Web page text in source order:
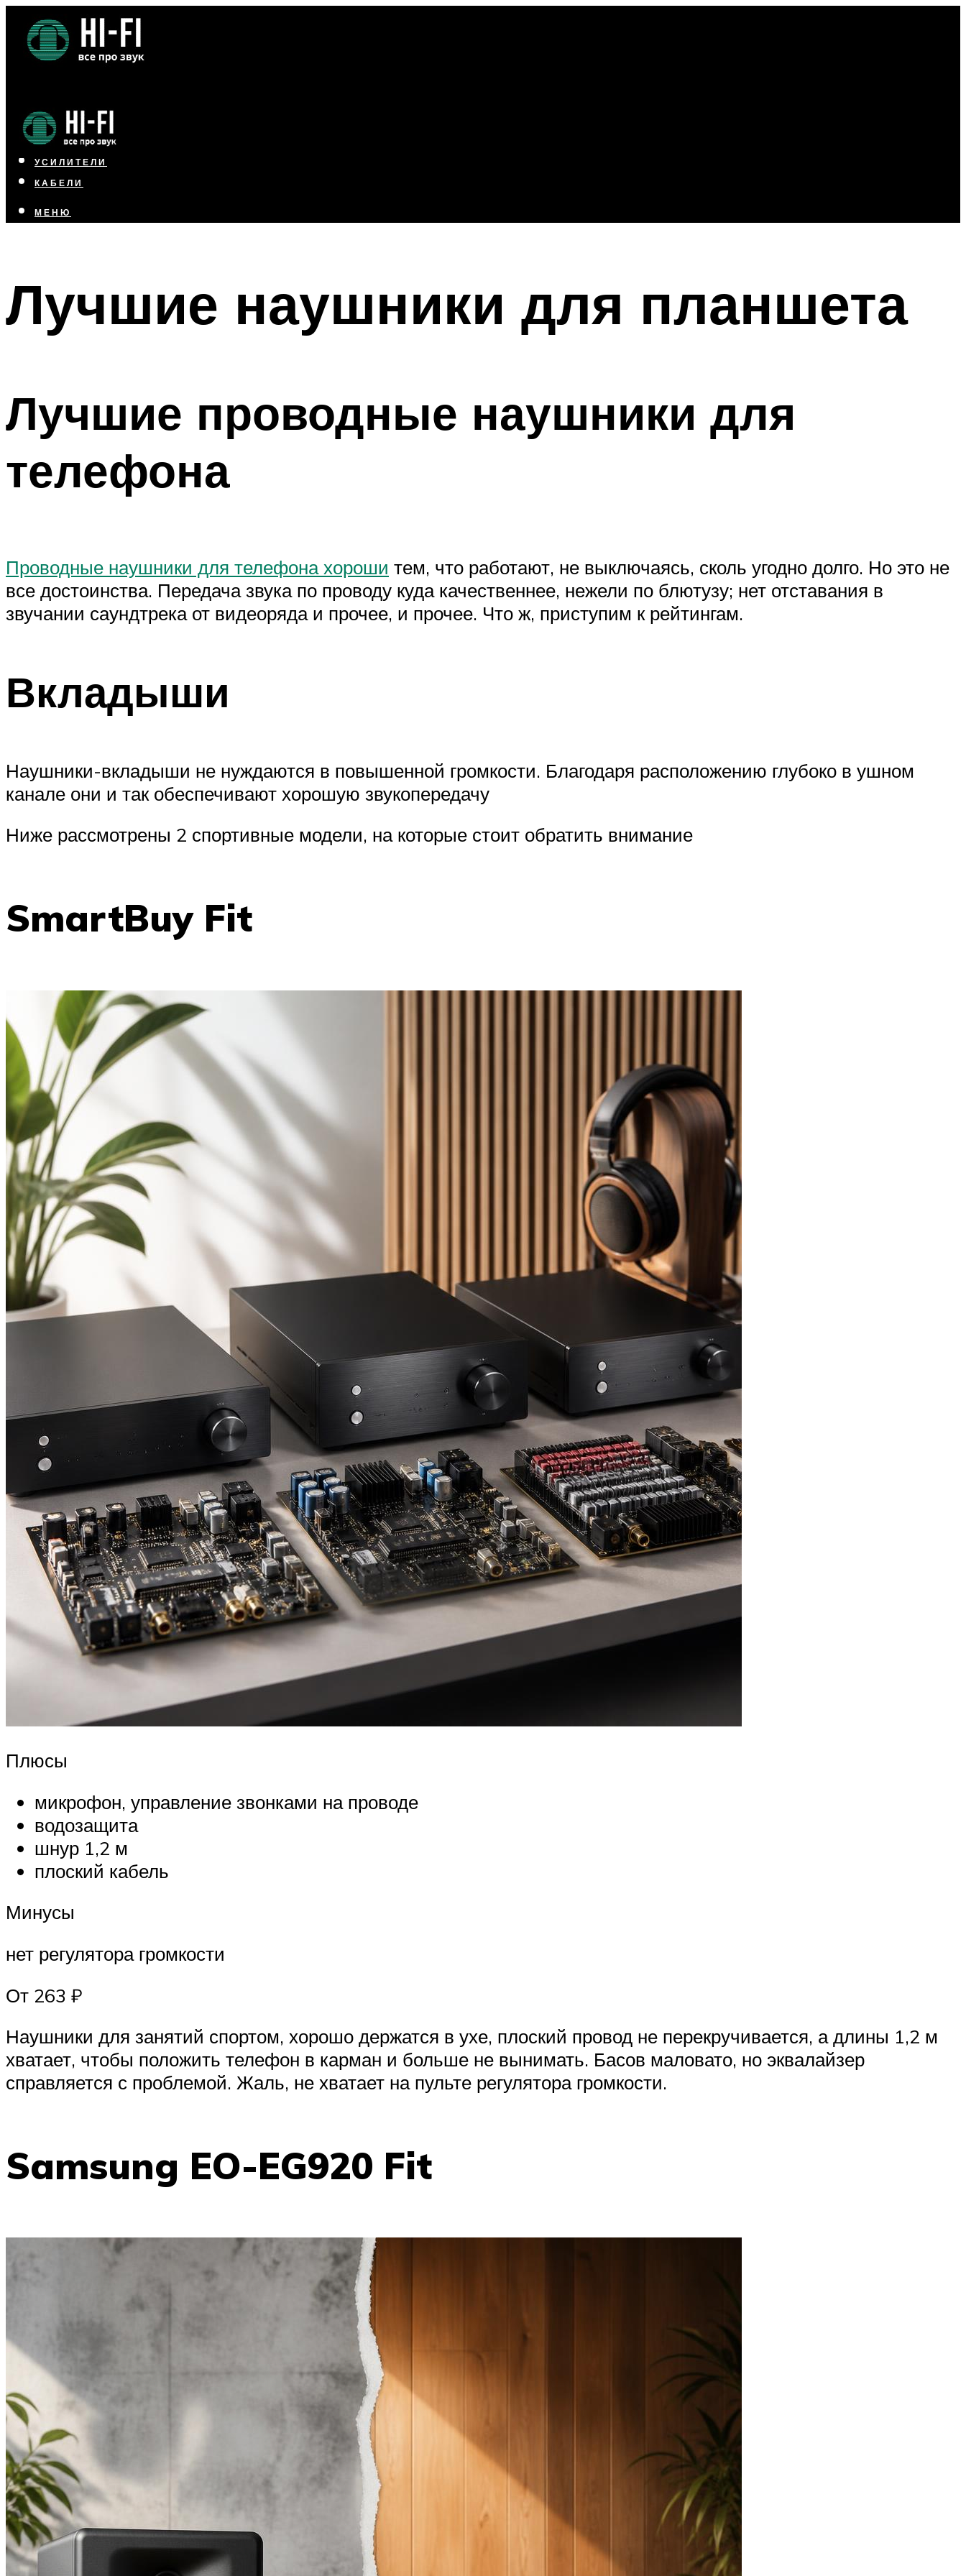
НАУШНИКИ
АКУСТИКА
УСИЛИТЕЛИ
КАБЕЛИ
МЕНЮ
Лучшие наушники для планшета
Лучшие проводные наушники для
телефона
Проводные наушники для телефона хороши тем, что работают, не выключаясь, сколь угодно долго. Но это не
все достоинства. Передача звука по проводу куда качественнее, нежели по блютузу; нет отставания в
звучании саундтрека от видеоряда и прочее, и прочее. Что ж, приступим к рейтингам.
Вкладыши
Наушники-вкладыши не нуждаются в повышенной громкости. Благодаря расположению глубоко в ушном
канале они и так обеспечивают хорошую звукопередачу
Ниже рассмотрены 2 спортивные модели, на которые стоит обратить внимание
SmartBuy Fit
Плюсы
микрофон, управление звонками на проводе
водозащита
шнур 1,2 м
плоский кабель
Минусы
нет регулятора громкости
От 263 ₽
Наушники для занятий спортом, хорошо держатся в ухе, плоский провод не перекручивается, а длины 1,2 м
хватает, чтобы положить телефон в карман и больше не вынимать. Басов маловато, но эквалайзер
справляется с проблемой. Жаль, не хватает на пульте регулятора громкости.
Samsung EO-EG920 Fit